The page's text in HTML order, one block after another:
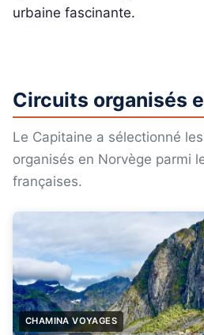
urbaine fascinante.
Circuits organisés
Le Capitaine a sélectionné
organisés en Norvège parmi
françaises.
CHAMINA VOYAGES